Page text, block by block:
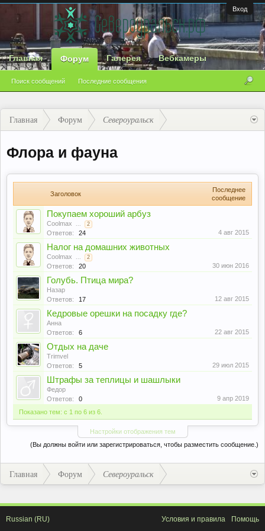
Вход
Главная Форум
Поиск сообщений Последние сообщения
Галерея Вебкамеры
Главная Форум Североуральск
Флора и фауна
Заголовок
Последнее
сообщение
Покупаем хороший арбуз
Coolmax ... 2
Ответов: 24 4 авг 2015
Налог на домашних животных
Coolmax ... 2
Ответов: 20 30 июн 2016
Голубь. Птица мира?
Назар
Ответов:
17 12 авг 2015
Кедровые орешки на посадку где?
Анна
Ответов:
6 22 авг 2015
Отдых на даче
Trimvel
Ответов:
5 29 июл 2015
Штрафы за теплицы и шашлыки
Федор
Ответов:
0
9 апр 2019
Показано тем: с 1 по 6 из 6.
Настройки отображения тем
(Вы должны войти или зарегистрироваться, чтобы разместить сообщение.)
Главная Форум Североуральск
Russian (RU) Условия и правила Помощь